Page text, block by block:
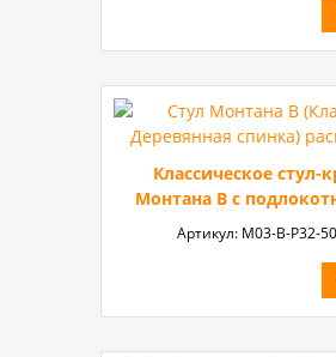
Классическое стул-
Монтана B с
Артикул: М03-B-P32-